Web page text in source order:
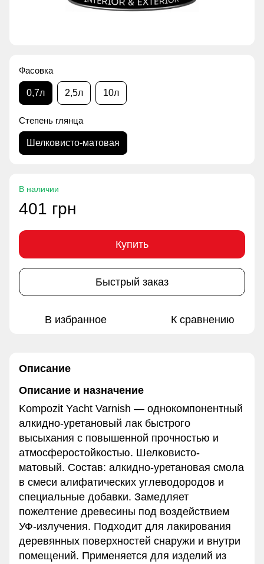
Фасовка
0,7л 2,5л 10л
Степень глянца
Шелковисто-матовая
В наличии
401 грн
Купить
Быстрый заказ
В избранное К сравнению
Описание
Описание и назначение
Kompozit Yacht Varnish — однокомпонентный
алкидно-уретановый лак быстрого
высыхания с повышенной прочностью и
атмосферостойкостью. Шелковисто-
матовый. Состав: алкидно-уретановая смола
в смеси алифатических углеводородов и
специальные добавки. Замедляет
пожелтение древесины под воздействием
УФ-излучения. Подходит для лакирования
деревянных поверхностей снаружи и внутри
помещений. Применяется для изделий из